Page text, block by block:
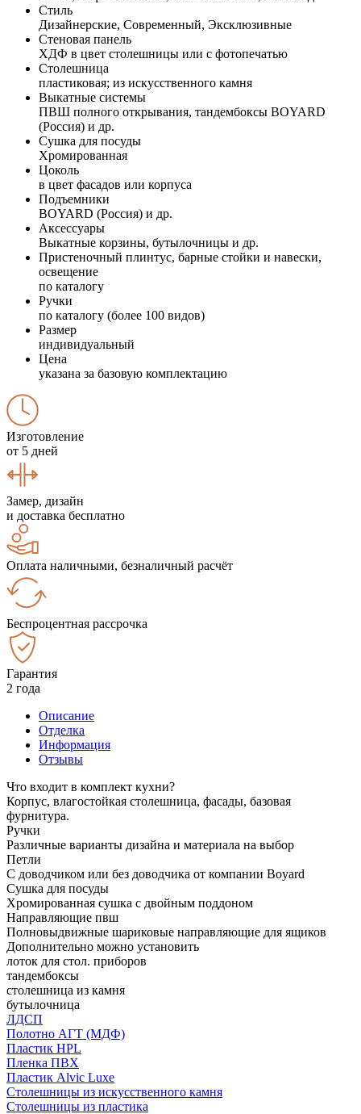
Стиль
Дизайнерские, Современный, Эксклюзивные
Стеновая панель
ХДФ в цвет столешницы или с фотопечатью
Столешница
пластиковая; из искусственного камня
Выкатные системы
ПВШ полного открывания, тандембоксы BOYARD
(Россия) и др.
Сушка для посуды
Хромированная
Цоколь
в цвет фасадов или корпуса
Подъемники
BOYARD (Россия) и др.
Аксессуары
Выкатные корзины, бутылочницы и др.
Пристеночный плинтус, барные стойки и навески,
освещение
по каталогу
Ручки
по каталогу (более 100 видов)
Размер
индивидуальный
Цена
указана за базовую комплектацию
Изготовление
от 5 дней
Замер, дизайн
и доставка бесплатно
Оплата наличными, безналичный расчёт
Беспроцентная рассрочка
Гарантия
2 года
Описание
Отделка
Информация
Отзывы
Что входит в комплект кухни?
Корпус, влагостойкая столешница, фасады, базовая
фурнитура.
Ручки
Различные варианты дизайна и материала на выбор
Петли
С доводчиком или без доводчика от компании Boyard
Сушка для посуды
Хромированная сушка с двойным поддоном
Направляющие пвш
Полновыдвижные шариковые направляющие для ящиков
Дополнительно можно установить
лоток для стол. приборов
тандембоксы
столешница из камня
бутылочница
ЛДСП
Полотно АГТ (МДФ)
Пластик HPL
Пленка ПВХ
Пластик Alvic Luxe
Столешницы из искусственного камня
Столешницы из пластика